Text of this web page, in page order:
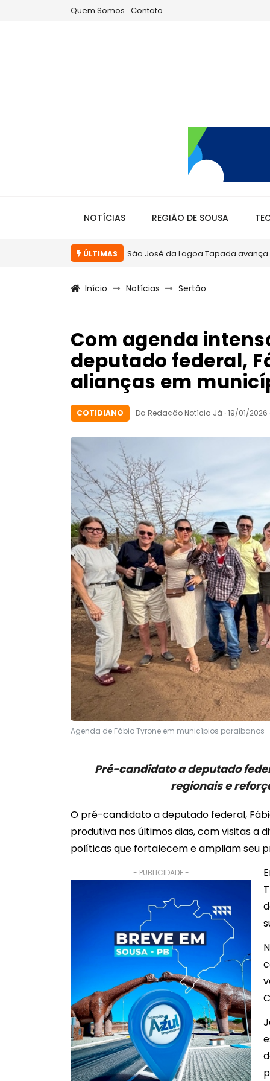
Quem Somos Contato
NOTÍCIAS REGIÃO DE SOUSA
ÚLTIMAS Em Sousa, gestão Helder Carvalho
Início Notícias Sertão
Com agenda
deputado federal,
alianças em
COTIDIANO Da Redação Notícia Já ‧ 19/01/2026
Agenda de Fábio Tyrone em municípios paraibanos
Pré-candidato a deputado
regionais e
O pré-candidato a deputado federal,
produtiva nos últimos dias, com visitas a
políticas que fortalecem e ampliam seu
- PUBLICIDADE -